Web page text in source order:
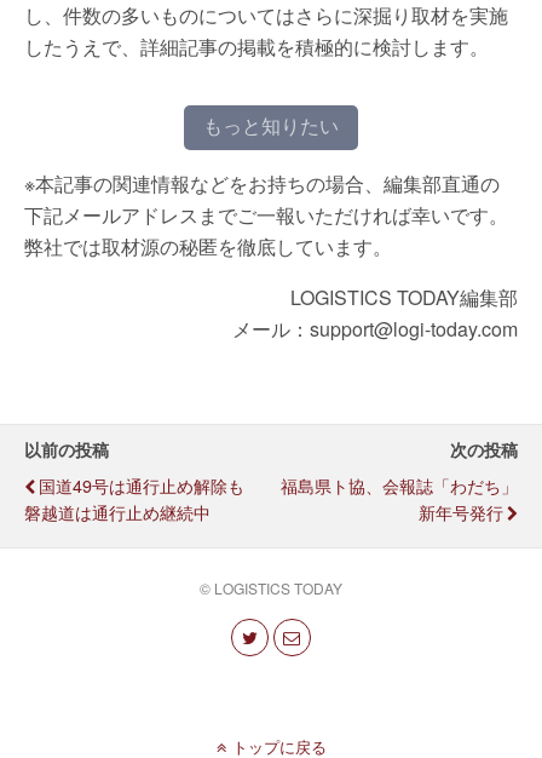
し、件数の多いものについてはさらに深掘り取材を実施
したうえで、詳細記事の掲載を積極的に検討します。
もっと知りたい
※本記事の関連情報などをお持ちの場合、編集部直通の
下記メールアドレスまでご一報いただければ幸いです。
弊社では取材源の秘匿を徹底しています。
LOGISTICS TODAY編集部
メール：support@logi-today.com
以前の投稿
国道49号は通行止め解除も
磐越道は通行止め継続中
次の投稿
福島県ト協、会報誌「わだち」
新年号発行
© LOGISTICS TODAY
トップに戻る